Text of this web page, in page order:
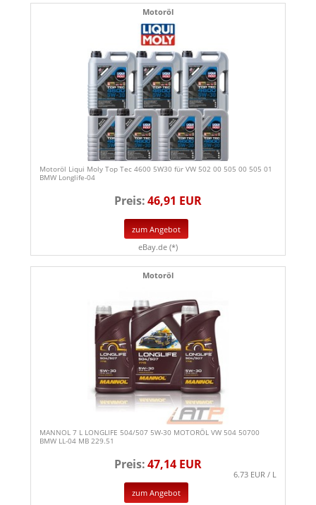
Motoröl
Motoröl Liqui Moly Top Tec 4600 5W30 für VW 502 00 505 00 505 01
BMW Longlife-04
Preis:46,91 EUR
zum Angebot
eBay.de (*)
Motoröl
MANNOL 7 L LONGLIFE 504/507 5W-30 MOTORÖL VW 504 50700
BMW LL-04 MB 229.51
Preis:47,14 EUR
6.73 EUR / L
zum Angebot